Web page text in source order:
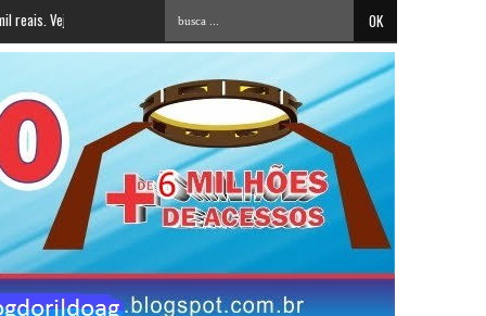
números Dois adolescentes são mortos a tiros na madrugada desta quarta, em